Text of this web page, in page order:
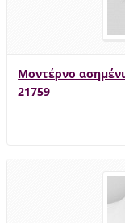
Μοντέρνο
21759